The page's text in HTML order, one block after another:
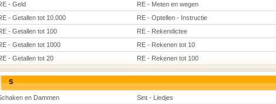
- Geld
RE - Meten en wegen
- Getallen tot 10.000
RE - Optellen - Instructie
- Getallen tot 100
RE - Rekendictee
- Getallen tot 1000
RE - Rekenen tot 10
- Getallen tot 20
RE - Rekenen tot 100
S
en Dammen Sint - Liedjes